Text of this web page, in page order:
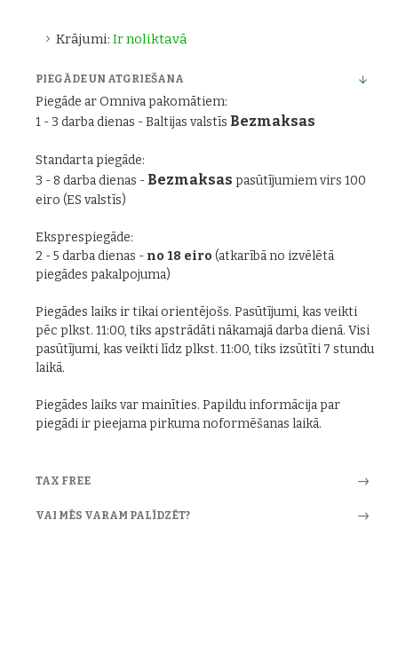
Krājumi: Ir noliktavā
PIEGĀDE UN ATGRIEŠANA
Piegāde ar Omniva pakomātiem:
1 - 3 darba dienas - Baltijas valstīs Bezmaksas
Standarta piegāde:
3 - 8 darba dienas - Bezmaksas pasūtījumiem virs 100
eiro (ES valstīs)
Eksprespiegāde:
2 - 5 darba dienas - no 18 eiro (atkarībā no izvēlētā
piegādes pakalpojuma)
Piegādes laiks ir tikai orientējošs. Pasūtījumi, kas veikti
pēc plkst. 11:00, tiks apstrādāti nākamajā darba dienā. Visi
pasūtījumi, kas veikti līdz plkst. 11:00, tiks izsūtīti 7 stundu
laikā.
Piegādes laiks var mainīties. Papildu informācija par
piegādi ir pieejama pirkuma noformēšanas laikā.
TAX FREE
VAI MĒS VARAM PALĪDZĒT?